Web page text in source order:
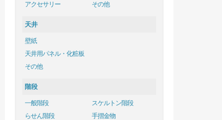
アクセサリー
その他
天井
壁紙
天井用パネル・化粧板
その他
階段
一般階段
スケルトン階段
らせん階段
手摺金物